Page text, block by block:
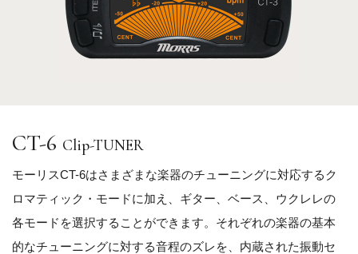
CT-6 Clip-TUNER
モーリスCT-6はさまざまな楽器のチューニングに対応するク
ロマティック・モードに加え、ギター、ベース、ウクレレの
各モードを選択することができます。それぞれの楽器の基本
的なチューニングに対する音程のズレを、内蔵された振動セ